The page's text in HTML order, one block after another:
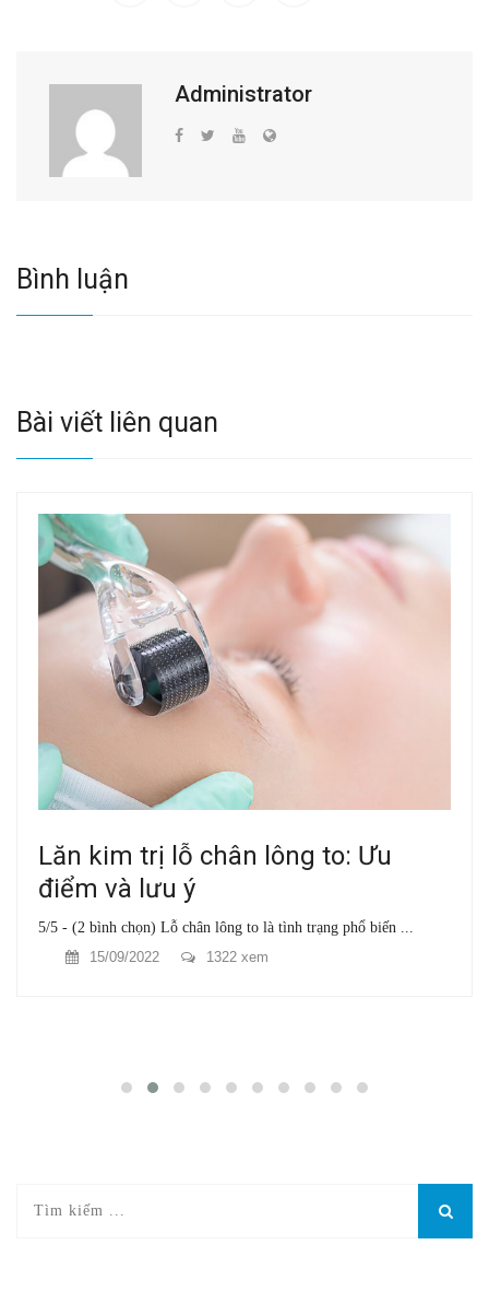
Administrator
Bình luận
Bài viết liên quan
Lăn kim trị lỗ chân lông to: Ưu
điểm và lưu ý
5/5 - (2 bình chọn) Lỗ chân lông to là tình trạng phổ biến ...
15/09/2022
1322 xem